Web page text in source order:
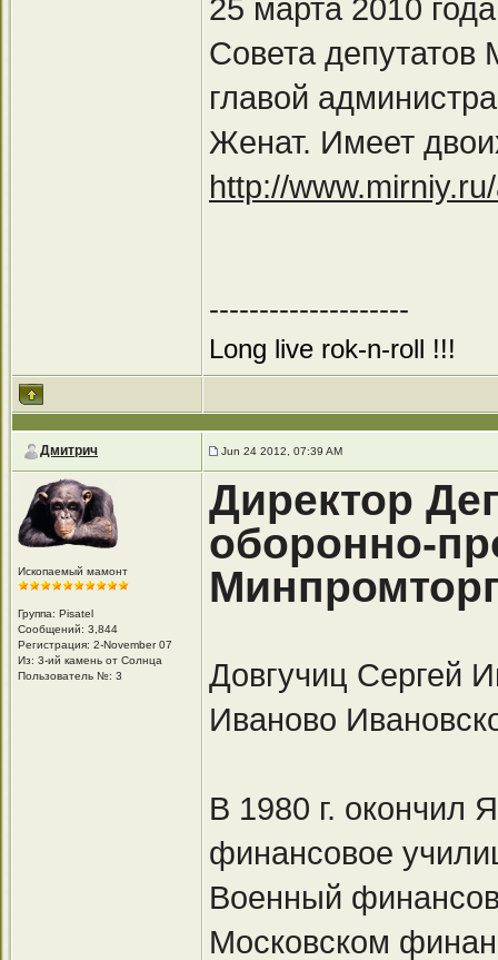
25 марта 2010
Совета депутатов
главой
Женат. Имеет
http://
--------------------
Long live rok-n-roll !!!
Дмитрич Jun 24 2012, 07:39 AM
Ископаемый мамонт
Группа: Pisatel
Сообщений: 3,844
Регистрация: 2-November 07
Из: 3-ий камень от Солнца
Пользователь №: 3
Директор
оборонно-
Довгучиц Сергей
Иваново
В 1980 г. окончил
финансовое
Военный
Московском